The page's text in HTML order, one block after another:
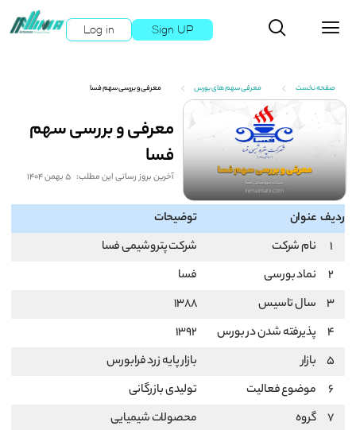
Log in Sign UP
صفحه نخست معرفی سهم های بورس معرفی و بررسی سهم فسا
معرفی و بررسی سهم
فسا
آخرین بروز رسانی این مطلب: 5 بهمن 1404
ردیف عنوان
توضیحات
1
نام شرکت
شرکت پتروشیمی فسا
2
نماد بورسی
فسا
3 سال تاسیس
1388
4
پذیرفته شدن در بورس
1392
5 بازار
بازار پايه زرد فرابورس
6
موضوع فعالیت
تولیدی بازرگانی
7 گروه محصولات شیمیایی